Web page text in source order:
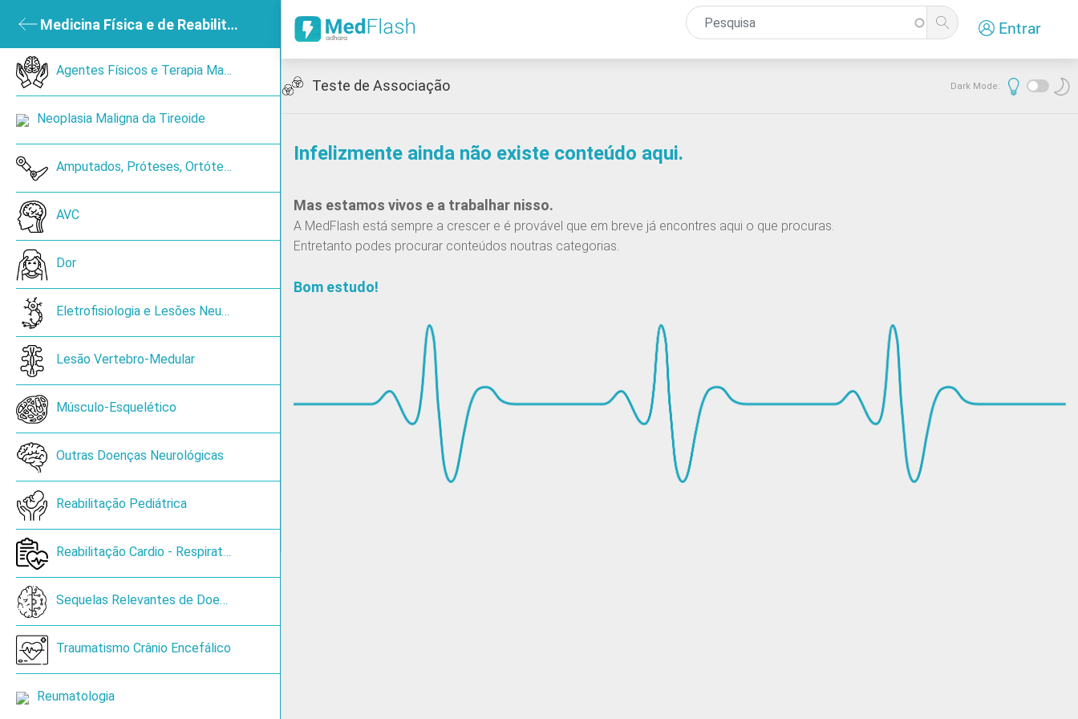
e de ReabilitaçãoOpen submenu
submenu
Cancro de pulmão de pequenas células
e de ReabilitaçãoOpen submenu
submenu
Open submenu
(Tipo II)Open submenu
Open submenu
Open submenu
e ObstetríciaOpen submenu
ClínicaOpen submenu
Close submenu Medicina Física e de Reabilitação
Agentes Físicos e Terapia Manual
Neoplasia Maligna da Tireoide
Amputados, Próteses, Ortóteses e Ajudas Técnicas
AVC
Dor
Eletrofisiologia e Lesões Neurónio Periférico
Lesão Vertebro-Medular
Músculo-Esquelético
Outras Doenças Neurológicas
Reabilitação Pediátrica
Reabilitação Cardio - Respiratória
Sequelas Relevantes de Doença Neurológica
Traumatismo Crânio Encefálico
Reumatologia
Entrar
Icon Teste de Associação Dark Mode:
Infelizmente ainda não existe conteúdo aqui.
Mas estamos vivos e a trabalhar nisso.
A MedFlash está sempre a crescer e é provável que em breve já encontres aqui o que procuras.
Entretanto podes procurar conteúdos noutras categorias.
Bom estudo!